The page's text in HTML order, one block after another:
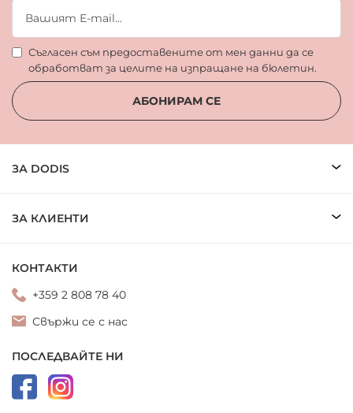
Съгласен съм предоставените от мен данни да се
обработват за целите на изпращане на бюлетин.
АБОНИРАМ СЕ
ЗА DODIS
ЗА КЛИЕНТИ
КОНТАКТИ
+359 2 808 78 40
Свържи се с нас
ПОСЛЕДВАЙТЕ НИ